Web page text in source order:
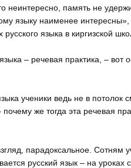
неинтересно, память не
языку наименее
языка в киргизской
– речевая практика, – вот
ученики ведь не в потолок
же тогда эта речевая
парадоксальное. Сотням
русский язык – на уроках